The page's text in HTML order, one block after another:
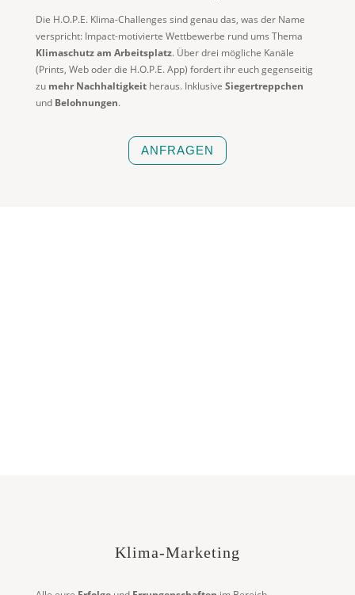
Die H.O.P.E. Klima-Challenges sind genau das, was der Name
verspricht: Impact-motivierte Wettbewerbe rund ums Thema
Klimaschutz am Arbeitsplatz. Über drei mögliche Kanäle
(Prints, Web oder die H.O.P.E. App) fordert ihr euch gegenseitig
zu mehr Nachhaltigkeitheraus. Inklusive Siegertreppchen
und Belohnungen.
ANFRAGEN
Klima-Marketing